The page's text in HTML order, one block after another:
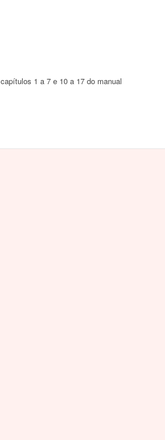
1 a 7 e 10 a 17 do manual